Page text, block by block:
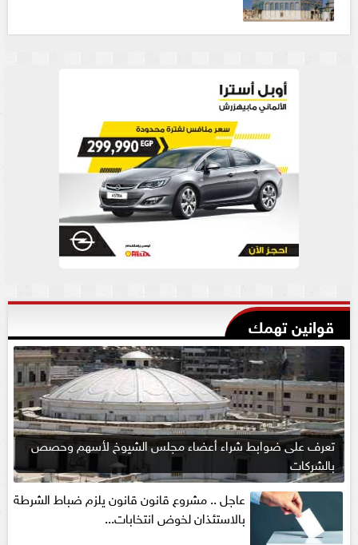
قوانين تهمك
تعرف على ضوابط شراء أعضاء مجلس الشيوخ لأسهم وحصص
بالشركات
عاجل .. مشروع قانون قانون يلزم ضباط الشرطة
بالاستئذان لخوض انتخابات...